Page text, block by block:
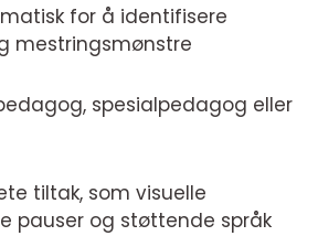
for å identifisere
mestringsmønstre
spesialpedagog eller
tiltak, som visuelle
pauser og støttende språk